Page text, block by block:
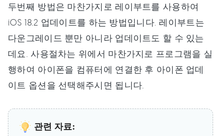
두번째 방법은 마찬가지로 레이부트를 사용하여
iOS 18.2 업데이트를 하는 방법입니다. 레이부트는
다운그레이드 뿐만 아니라 업데이트도 할 수 있는
데요. 사용절차는 위에서 마찬가지로 프로그램을 실
행하여 아이폰을 컴퓨터에 연결한 후 아이폰 업데
이트 옵션을 선택해주시면 됩니다.
관련 자료: